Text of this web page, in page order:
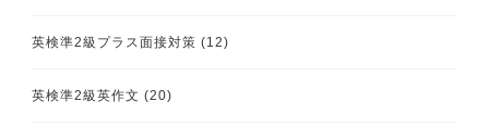
英検準2級プラス面接対策 (12)
英検準2級英作文 (20)